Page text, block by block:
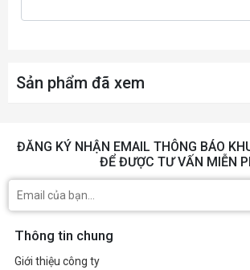
Realtek High Definition
Giao tiếp mạng Gigabit
Giao tiếp
không dây
Sản phẩm đã xem
ĐĂNG KÝ NHẬN EMAIL THÔNG BÁO
ĐỂ ĐƯỢC TƯ VẤN MIỄN
Thông tin chung
Giới thiệu công ty